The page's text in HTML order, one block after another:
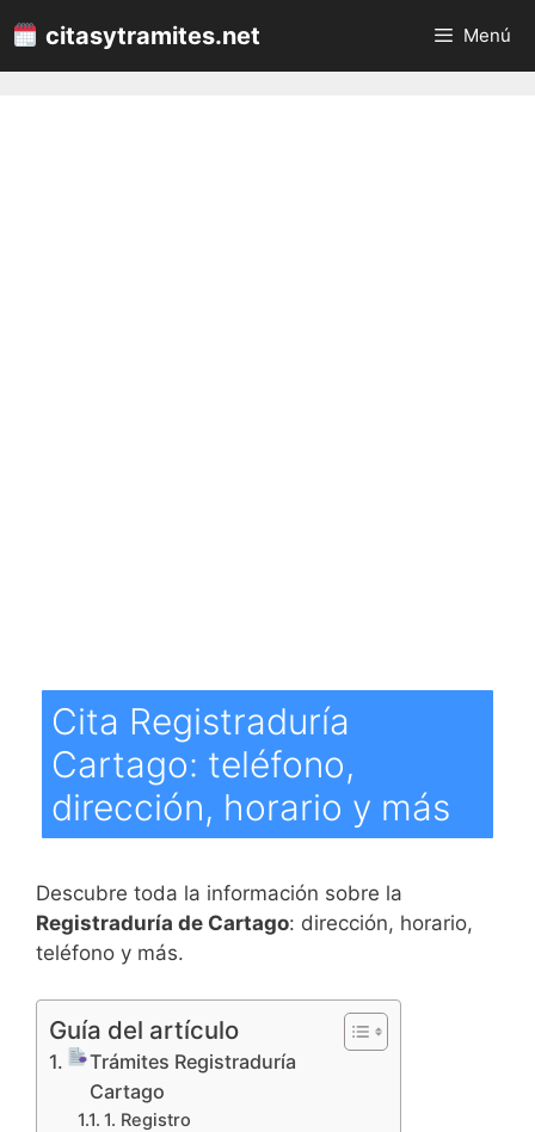
al
contenido
citasytramites.net Menú
Cita Registraduría
Cartago: teléfono,
dirección, horario y más
Descubre toda la información sobre la
Registraduría de Cartago: dirección, horario,
teléfono y más.
Guía del artículo
Trámites Registraduría
Cartago
1. Registro